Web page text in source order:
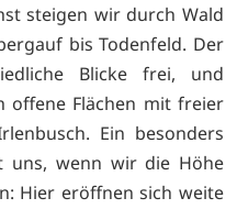
steigen wir durch Wald
bis Todenfeld. Der
Blicke frei, und
offene Flächen mit freier
Ein besonders
uns, wenn wir die Höhe
Hier eröffnen sich weite